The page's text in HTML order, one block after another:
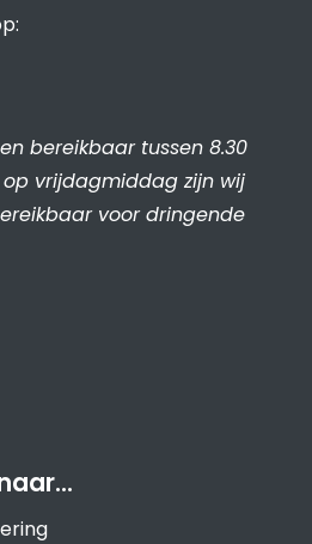
bereikbaar tussen 8.30
op vrijdagmiddag zijn wij
voor dringende